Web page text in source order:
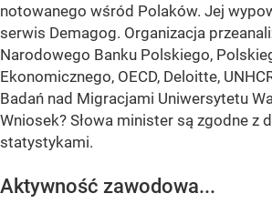
notowanego wśród Polaków. Jej
serwis Demagog. Organizacja
Narodowego Banku Polskiego,
Ekonomicznego, OECD, Deloitte,
Badań nad Migracjami Uniwersytetu
Wniosek? Słowa minister są zgodne z
statystykami.
Aktywność zawodowa...